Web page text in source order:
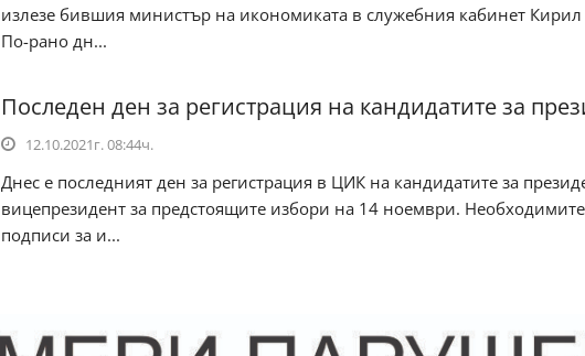
излезе бившия министър на икономиката в служебния кабинет Кирил
По-рано дн...
Последен ден за регистрация на кандидатите за
12.10.2021г. 08:44ч.
Днес е последният ден за регистрация в ЦИК на кандидатите за
вицепрезидент за предстоящите избори на 14 ноември. Необходимите
подписи за и...